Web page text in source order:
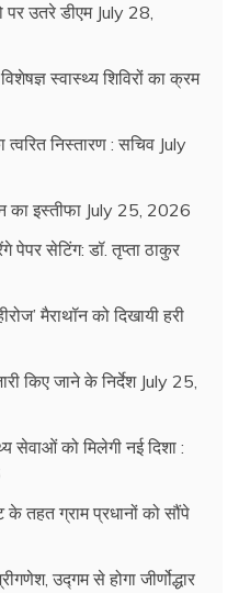
पर उतरे डीएम July 28,
स्वास्थ्य शिविरों का क्रम
निस्तारण : सचिव July
का इस्तीफा July 25, 2026
पेपर सेटिंग: डॉ. तृप्ता ठाकुर
मैराथॉन को दिखायी हरी
किए जाने के निर्देश July 25,
सेवाओं को मिलेगी नई दिशा :
के तहत ग्राम प्रधानों को सौंपे
उद्गम से होगा जीर्णोद्धार